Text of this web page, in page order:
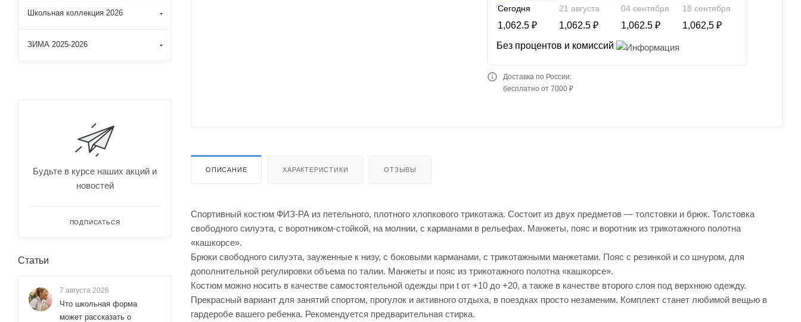
Сегодня
1,062.5 ₽
21 августа
1,062.5 ₽
04 сентября
1,062.5 ₽
18 сентября
1,062,5 ₽
Без процентов и комиссий
Доставка по России:
бесплатно от 7000 ₽
ОПИСАНИЕ ХАРАКТЕРИСТИКИ ОТЗЫВЫ
Спортивный костюм ФИЗ-РА из петельного, плотного хлопкового трикотажа. Состоит из двух предметов — толстовки и брюк. Толстовка
свободного силуэта, с воротником-стойкой, на молнии, с карманами в рельефах. Манжеты, пояс и воротник из трикотажного полотна
«кашкорсе».
Брюки свободного силуэта, зауженные к низу, с боковыми карманами, с трикотажными манжетами. Пояс с резинкой и со шнуром, для
дополнительной регулировки объема по талии. Манжеты и пояс из трикотажного полотна «кашкорсе».
Костюм можно носить в качестве самостоятельной одежды при t от +10 до +20, а также в качестве второго слоя под верхнюю одежду.
Прекрасный вариант для занятий спортом, прогулок и активного отдыха, в поездках просто незаменим. Комплект станет любимой вещью в
гардеробе вашего ребенка. Рекомендуется предварительная стирка.
Школьная коллекция 2026
ЗИМА 2025-2026
Будьте в курсе наших акций и
новостей
ПОДПИСАТЬСЯ
Статьи
7 августа 2026
Что школьная форма
может рассказать о